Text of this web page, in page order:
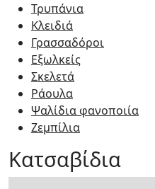
Τρυπάνια
Κλειδιά
Γρασσαδόροι
Εξωλκείς
Σκελετά
Ράουλα
Ψαλίδια φανοποιία
Ζεμπίλια
Kατσαβίδια